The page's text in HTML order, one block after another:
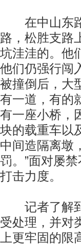
在中山东路
路，松胜支路
坑洼洼的。他
他们仍强行闯
被撞倒后，大
有一道，有的
有一座小桥，
块的载重车以
中间造隔离墩
罚。”面对屡
打击力度。
记者了解到
受处理，并对
上更牢固的